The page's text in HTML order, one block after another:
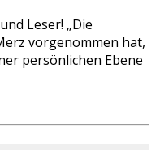
Leser! „Die
vorgenommen hat,
persönlichen Ebene